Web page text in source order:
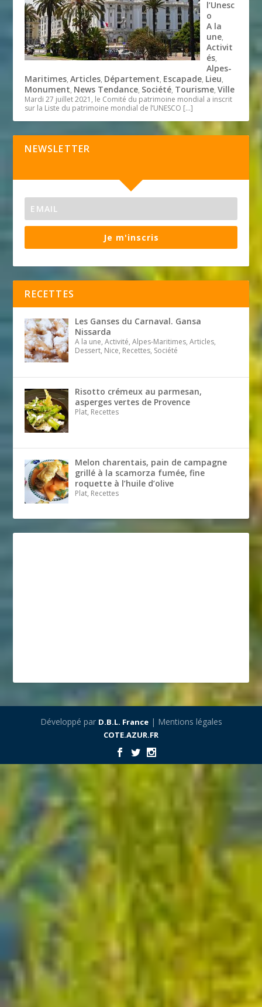
l’Unesc
o
A la
une,
Activit
és,
Alpes-
Maritimes,Articles, Département, Escapade, Lieu,
Monument, News Tendance, Société, Tourisme,Ville
Mardi 27 juillet 2021, le Comité du patrimoine mondial a inscrit
sur la Liste du patrimoine mondial de l’UNESCO […]
NEWSLETTER
Je m'inscris
RECETTES
Les Ganses du Carnaval. Gansa
Nissarda
A la une, Activité, Alpes-Maritimes, Articles,
Dessert, Nice, Recettes, Société
Risotto crémeux au parmesan,
asperges vertes de Provence
Plat, Recettes
Melon charentais, pain de campagne
grillé à la scamorza fumée, fine
roquette à l’huile d’olive
Plat, Recettes
Développé par D.B.L. France| Mentions légales
COTE.AZUR.FR